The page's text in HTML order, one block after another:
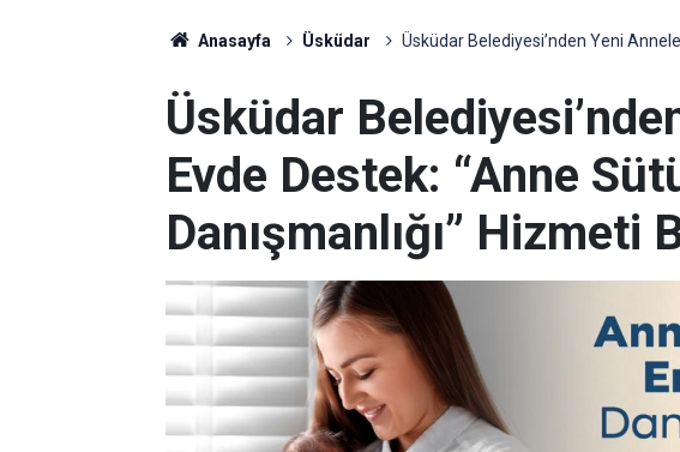
Anasayfa Üsküdar Üsküdar Belediyesi’nden Yeni
Üsküdar
Evde Destek: “Anne
Danışmanlığı” Hizmeti